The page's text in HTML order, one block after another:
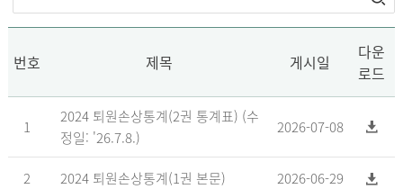
번호 제목 게시일
다운
로드
1
2024 퇴원손상통계(2권 통계표) (수
정일: '26.7.8.)
2026-07-08
2 2024 퇴원손상통계(1권 본문) 2026-06-29